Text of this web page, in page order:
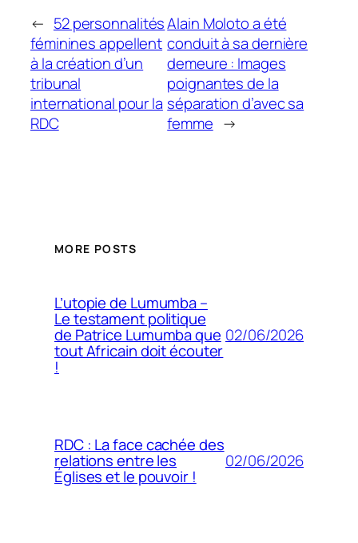
← 52 personnalités
féminines appellent
à la création d’un
tribunal
international pour la
RDC
Alain Moloto a été
conduit à sa dernière
demeure : Images
poignantes de la
séparation d’avec sa
femme →
MORE POSTS
L’utopie de Lumumba –
Le testament politique
de Patrice Lumumba que
tout Africain doit écouter
!
02/06/2026
RDC : La face cachée des
relations entre les
Églises et le pouvoir !
02/06/2026